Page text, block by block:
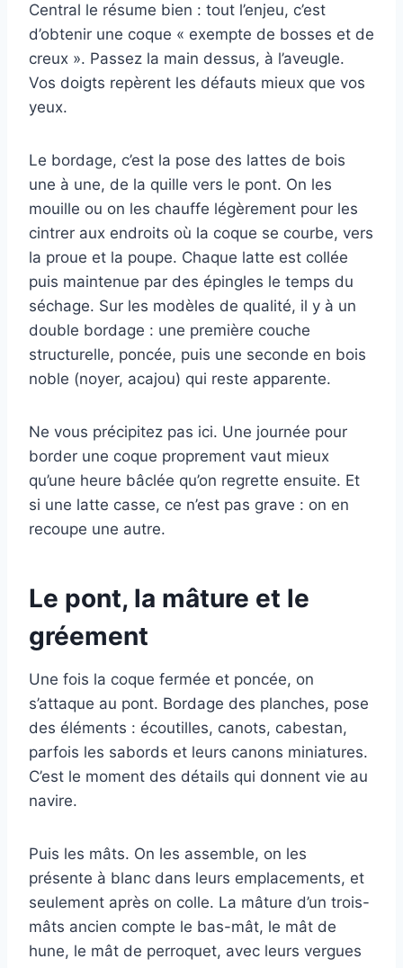
Central le résume bien : tout l’enjeu, c’est
d’obtenir une coque « exempte de bosses et de
creux ». Passez la main dessus, à l’aveugle.
Vos doigts repèrent les défauts mieux que vos
yeux.
Le bordage, c’est la pose des lattes de bois
une à une, de la quille vers le pont. On les
mouille ou on les chauffe légèrement pour les
cintrer aux endroits où la coque se courbe, vers
la proue et la poupe. Chaque latte est collée
puis maintenue par des épingles le temps du
séchage. Sur les modèles de qualité, il y à un
double bordage : une première couche
structurelle, poncée, puis une seconde en bois
noble (noyer, acajou) qui reste apparente.
Ne vous précipitez pas ici. Une journée pour
border une coque proprement vaut mieux
qu’une heure bâclée qu’on regrette ensuite. Et
si une latte casse, ce n’est pas grave : on en
recoupe une autre.
Le pont, la mâture et le
gréement
Une fois la coque fermée et poncée, on
s’attaque au pont. Bordage des planches, pose
des éléments : écoutilles, canots, cabestan,
parfois les sabords et leurs canons miniatures.
C’est le moment des détails qui donnent vie au
navire.
Puis les mâts. On les assemble, on les
présente à blanc dans leurs emplacements, et
seulement après on colle. La mâture d’un trois-
mâts ancien compte le bas-mât, le mât de
hune, le mât de perroquet, avec leurs vergues